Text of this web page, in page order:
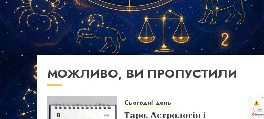
МОЖЛИВО, ВИ ПРОПУСТИЛИ
Сьогодні день
Таро, Астрологія і